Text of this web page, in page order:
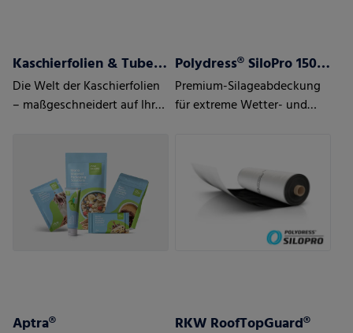
Kaschierfolien & Tubenlaminatfolien
Die Welt der Kaschierfolien
– maßgeschneidert auf Ihre
Polydress® SiloPro 150 µm
Premium-Silageabdeckung
für extreme Wetter- und
Aptra® RKW RoofTopGuard®